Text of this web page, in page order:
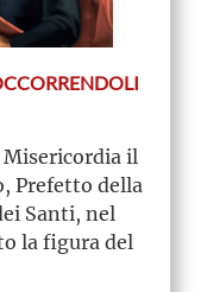
il
Prefetto della
Santi, nel
la figura del